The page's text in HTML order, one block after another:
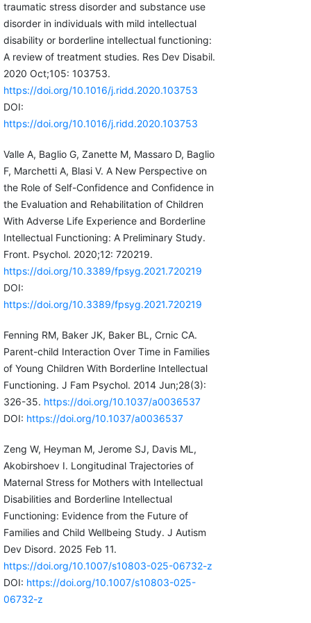
traumatic stress disorder and substance use
disorder in individuals with mild intellectual
disability or borderline intellectual functioning:
A review of treatment studies. Res Dev Disabil.
2020 Oct;105: 103753.
https://doi.org/10.1016/j.ridd.2020.103753
DOI:
https://doi.org/10.1016/j.ridd.2020.103753
Valle A, Baglio G, Zanette M, Massaro D, Baglio
F, Marchetti A, Blasi V. A New Perspective on
the Role of Self-Confidence and Confidence in
the Evaluation and Rehabilitation of Children
With Adverse Life Experience and Borderline
Intellectual Functioning: A Preliminary Study.
Front. Psychol. 2020;12: 720219.
https://doi.org/10.3389/fpsyg.2021.720219
DOI:
https://doi.org/10.3389/fpsyg.2021.720219
Fenning RM, Baker JK, Baker BL, Crnic CA.
Parent-child Interaction Over Time in Families
of Young Children With Borderline Intellectual
Functioning. J Fam Psychol. 2014 Jun;28(3):
326-35. https://doi.org/10.1037/a0036537
DOI: https://doi.org/10.1037/a0036537
Zeng W, Heyman M, Jerome SJ, Davis ML,
Akobirshoev I. Longitudinal Trajectories of
Maternal Stress for Mothers with Intellectual
Disabilities and Borderline Intellectual
Functioning: Evidence from the Future of
Families and Child Wellbeing Study. J Autism
Dev Disord. 2025 Feb 11.
https://doi.org/10.1007/s10803-025-06732-z
DOI: https://doi.org/10.1007/s10803-025-
06732-z